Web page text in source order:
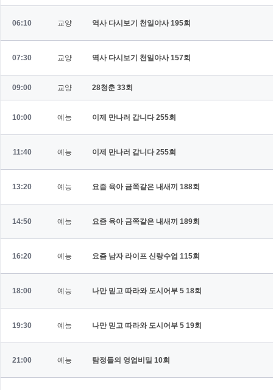
06:10 교양 역사 다시보기 천일야사195회
07:30 교양 역사 다시보기 천일야사157회
09:00 교양 28청춘 33회
10:00 예능 이제 만나러 갑니다255회
11:40 예능 이제 만나러 갑니다255회
13:20 예능 요즘 육아 금쪽같은 내새끼 188회
14:50 예능 요즘 육아 금쪽같은 내새끼 189회
16:20 예능 요즘 남자 라이프 신랑수업 115회
18:00 예능 나만 믿고 따라와 도시어부 5 18회
19:30 예능 나만 믿고 따라와 도시어부 5 19회
21:00 예능 탐정들의 영업비밀 10회